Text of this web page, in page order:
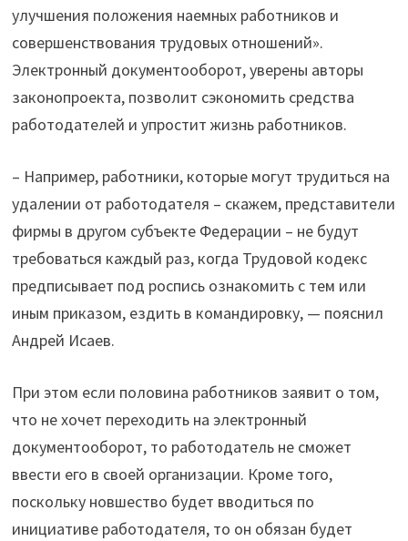
улучшения положения наемных работников и
совершенствования трудовых отношений».
Электронный документооборот, уверены авторы
законопроекта, позволит сэкономить средства
работодателей и упростит жизнь работников.
– Например, работники, которые могут трудиться на
удалении от работодателя – скажем, представители
фирмы в другом субъекте Федерации – не будут
требоваться каждый раз, когда Трудовой кодекс
предписывает под роспись ознакомить с тем или
иным приказом, ездить в командировку, — пояснил
Андрей Исаев.
При этом если половина работников заявит о том,
что не хочет переходить на электронный
документооборот, то работодатель не сможет
ввести его в своей организации. Кроме того,
поскольку новшество будет вводиться по
инициативе работодателя, то он обязан будет